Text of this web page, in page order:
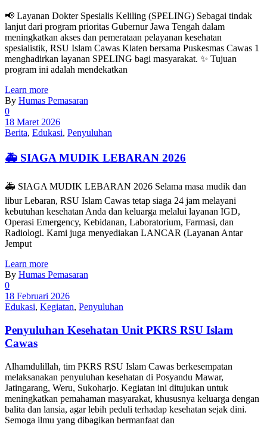
📢 Layanan Dokter Spesialis Keliling (SPELING) Sebagai tindak
lanjut dari program prioritas Gubernur Jawa Tengah dalam
meningkatkan akses dan pemerataan pelayanan kesehatan
spesialistik, RSU Islam Cawas Klaten bersama Puskesmas Cawas 1
menghadirkan layanan SPELING bagi masyarakat. ✨ Tujuan
program ini adalah mendekatkan
Learn more
By Humas Pemasaran
0
18 Maret 2026
Berita, Edukasi, Penyuluhan
🚑 SIAGA MUDIK LEBARAN 2026
🚑 SIAGA MUDIK LEBARAN 2026 Selama masa mudik dan
libur Lebaran, RSU Islam Cawas tetap siaga 24 jam melayani
kebutuhan kesehatan Anda dan keluarga melalui layanan IGD,
Operasi Emergency, Kebidanan, Laboratorium, Farmasi, dan
Radiologi. Kami juga menyediakan LANCAR (Layanan Antar
Jemput
Learn more
By Humas Pemasaran
0
18 Februari 2026
Edukasi, Kegiatan, Penyuluhan
Penyuluhan Kesehatan Unit PKRS RSU Islam
Cawas
Alhamdulillah, tim PKRS RSU Islam Cawas berkesempatan
melaksanakan penyuluhan kesehatan di Posyandu Mawar,
Jatingarang, Weru, Sukoharjo. Kegiatan ini ditujukan untuk
meningkatkan pemahaman masyarakat, khususnya keluarga dengan
balita dan lansia, agar lebih peduli terhadap kesehatan sejak dini.
Semoga ilmu yang dibagikan bermanfaat dan